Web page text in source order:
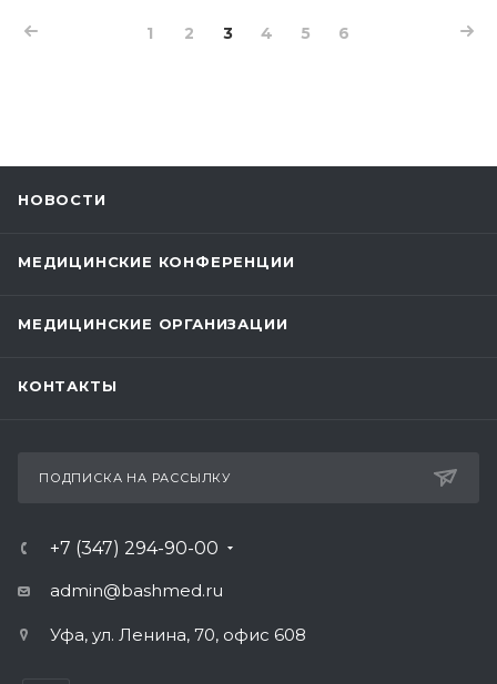
1 2 3 4 5 6
НОВОСТИ
МЕДИЦИНСКИЕ КОНФЕРЕНЦИИ
МЕДИЦИНСКИЕ ОРГАНИЗАЦИИ
КОНТАКТЫ
ПОДПИСКА НА РАССЫЛКУ
+7 (347) 294-90-00
admin@bashmed.ru
Уфа, ул. Ленина, 70, офис 608